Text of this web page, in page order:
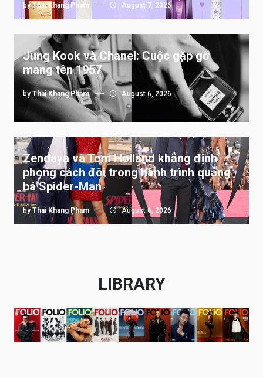
byThai Khang Pham August 7, 2026
Jung Kook và Chanel: Cuộc gặp gỡ
mang tên 1957
by Thai Khang Pham August 6, 2026
Zendaya và Tom Holland khẳng định
phong cách đôi trong hành trình quảng
bá Spider-Man
by Thai Khang Pham August 6, 2026
LIBRARY